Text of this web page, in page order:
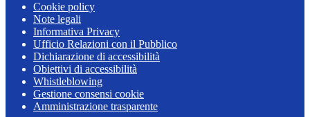
Cookie policy
Note legali
Informativa Privacy
Ufficio Relazioni con il Pubblico
Dichiarazione di accessibilità
Obiettivi di accessibilità
Whistleblowing
Gestione consensi cookie
Amministrazione trasparente